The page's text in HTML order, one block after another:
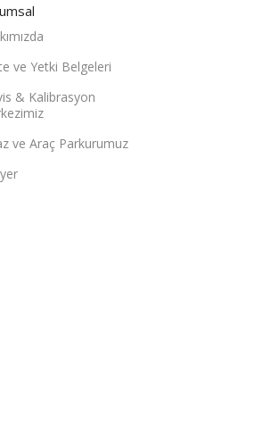
ve Yetki Belgeleri
& Kalibrasyon
ve Araç Parkurumuz